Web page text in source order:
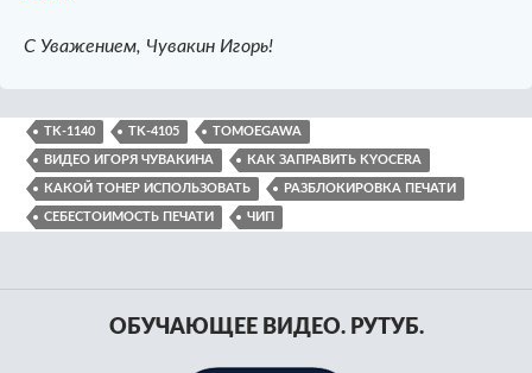
С Уважением, Чувакин Игорь!
TK-1140 TK-4105 TOMOEGAWA
ВИДЕО ИГОРЯ ЧУВАКИНА КАК ЗАПРАВИТЬ KYOCERA
КАКОЙ ТОНЕР ИСПОЛЬЗОВАТЬ РАЗБЛОКИРОВКА ПЕЧАТИ
СЕБЕСТОИМОСТЬ ПЕЧАТИ ЧИП
ОБУЧАЮЩЕЕ ВИДЕО. РУТУБ.